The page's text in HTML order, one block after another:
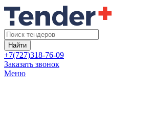
Найти
+7(727)318-76-09
Заказать звонок
Меню